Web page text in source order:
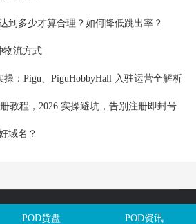
到多少才算合理？如何降低跳出率？
物流方式
：Pigu、PiguHobbyHall 入驻运营全解析
教程，2026 实操避坑，告别注册即封号
域名？
Rights Reserved. 闽ICP备2025106563号
POD货盘 POD资讯